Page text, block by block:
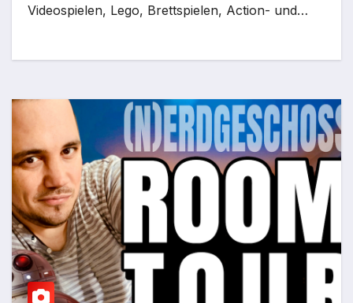
Videospielen, Lego, Brettspielen, Action- und…